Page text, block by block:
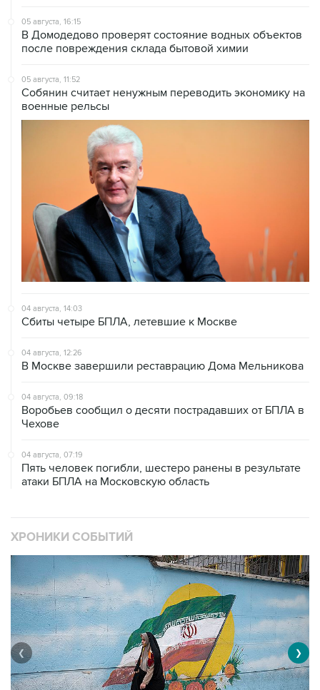
05 августа, 16:15
В Домодедово проверят состояние водных объектов
после повреждения склада бытовой химии
05 августа, 11:52
Собянин считает ненужным переводить экономику на
военные рельсы
04 августа, 14:03
Сбиты четыре БПЛА, летевшие к Москве
04 августа, 12:26
В Москве завершили реставрацию Дома Мельникова
04 августа, 09:18
Воробьев сообщил о десяти пострадавших от БПЛА в
Чехове
04 августа, 07:19
Пять человек погибли, шестеро ранены в результате
атаки БПЛА на Московскую область
ХРОНИКИ СОБЫТИЙ
❮ ❯